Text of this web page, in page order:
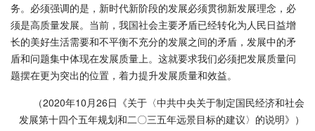
务。必须强调的是，新时代新阶段的发展必须贯彻新发展理念，必
须是高质量发展。当前，我国社会主要矛盾已经转化为人民日益增
长的美好生活需要和不平衡不充分的发展之间的矛盾，发展中的矛
盾和问题集中体现在发展质量上。这就要求我们必须把发展质量问
题摆在更为突出的位置，着力提升发展质量和效益。
（2020年10月26日《关于〈中共中央关于制定国民经济和社会
发展第十四个五年规划和二〇三五年远景目标的建议〉的说明》）